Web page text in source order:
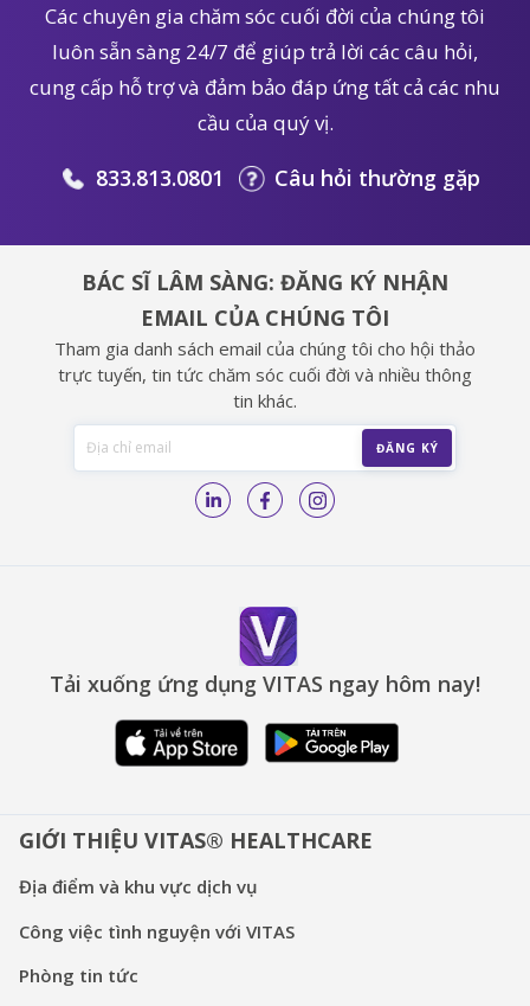
Các chuyên gia chăm sóc cuối đời của chúng tôi
luôn sẵn sàng 24/7 để giúp trả lời các câu hỏi,
cung cấp hỗ trợ và đảm bảo đáp ứng tất cả các nhu
cầu của quý vị.
833.813.0801 Câu hỏi thường gặp
BÁC SĨ LÂM SÀNG: ĐĂNG KÝ NHẬN
EMAIL CỦA CHÚNG TÔI
Tham gia danh sách email của chúng tôi cho hội thảo
trực tuyến, tin tức chăm sóc cuối đời và nhiều thông
tin khác.
Tải xuống ứng dụng VITAS ngay hôm nay!
GIỚI THIỆU VITAS® HEALTHCARE
Địa điểm và khu vực dịch vụ
Công việc tình nguyện với VITAS
Phòng tin tức